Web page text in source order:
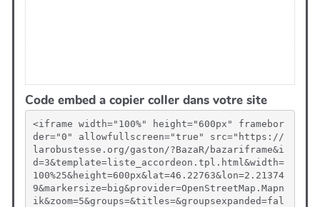
Code embed a copier coller dans votre site
<iframe width="100%" height="600px" framebor
der="0" allowfullscreen="true" src="https://
larobustesse.org/gaston/?BazaR/bazariframe&i
d=3&template=liste_accordeon.tpl.html&width=
100%25&height=600px&lat=46.22763&lon=2.21374
9&markersize=big&provider=OpenStreetMap.Mapn
ik&zoom=5&groups=&titles=&groupsexpanded=fal